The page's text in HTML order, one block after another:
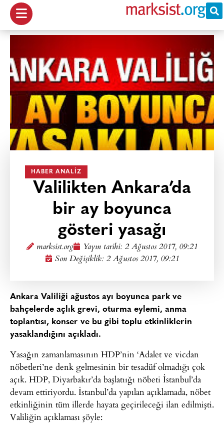
HABER ANALIZ
Valilikten Ankara’da
bir ay boyunca
gösteri yasağı
marksist.org Yayın tarihi: 2 Ağustos 2017, 09:21
Son Değişiklik: 2 Ağustos 2017, 09:21
Ankara Valiliği ağustos ayı boyunca park ve
bahçelerde açlık grevi, oturma eylemi, anma
toplantısı, konser ve bu gibi toplu etkinliklerin
yasaklandığını açıkladı.
Yasağın zamanlamasının HDP’nin ‘Adalet ve vicdan
nöbetleri’ne denk gelmesinin bir tesadüf olmadığı çok
açık. HDP, Diyarbakır’da başlatıığı nöbeti İstanbul’da
devam ettiriyordu. İstanbul’da yapılan açıklamada, nöbet
etkinliğinin tüm illerde hayata geçirileceği ilan edilmişti.
Valiliğin açıklaması şöyle: